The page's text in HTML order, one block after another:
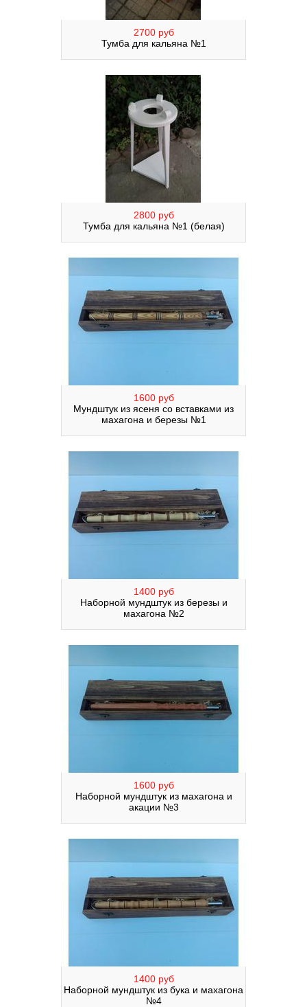
2700 руб
Тумба для кальяна №1
2800 руб
Тумба для кальяна №1 (белая)
1600 руб
Мундштук из ясеня со вставками из
махагона и березы №1
1400 руб
Наборной мундштук из березы и
махагона №2
1600 руб
Наборной мундштук из махагона и
акации №3
1400 руб
Наборной мундштук из бука и махагона
№4